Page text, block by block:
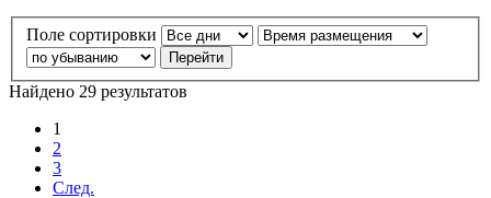
Поле сортировки
Найдено 29 результатов
1
2
3
След.